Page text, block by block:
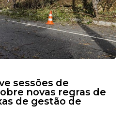
sessões de
novas regras de
de gestão de